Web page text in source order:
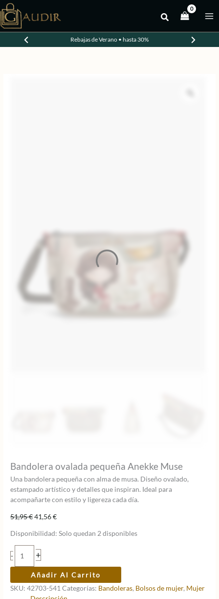
al
contenido
Rebajas de Verano • hasta 30%
-20%
Bandolera ovalada pequeña Anekke Muse
Una bandolera pequeña con alma de musa. Diseño ovalado,
estampado artístico y detalles que inspiran. Ideal para
acompañarte con estilo y ligereza cada día.
51,95€El
original
era:
51,95 €.
41,56€El
actual
Disponibilidad: Solo quedan 2 disponibles
-
Bandolera
ovalada
pequeña
Muse
+
Añadir Al Carrito
SKU:42703-541 Categorías: Bandoleras, Bolsos de mujer, Mujer